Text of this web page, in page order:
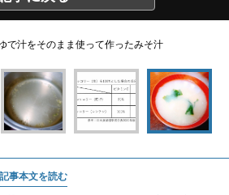
で汁をそのまま使って作ったみそ汁
記事本文を読む